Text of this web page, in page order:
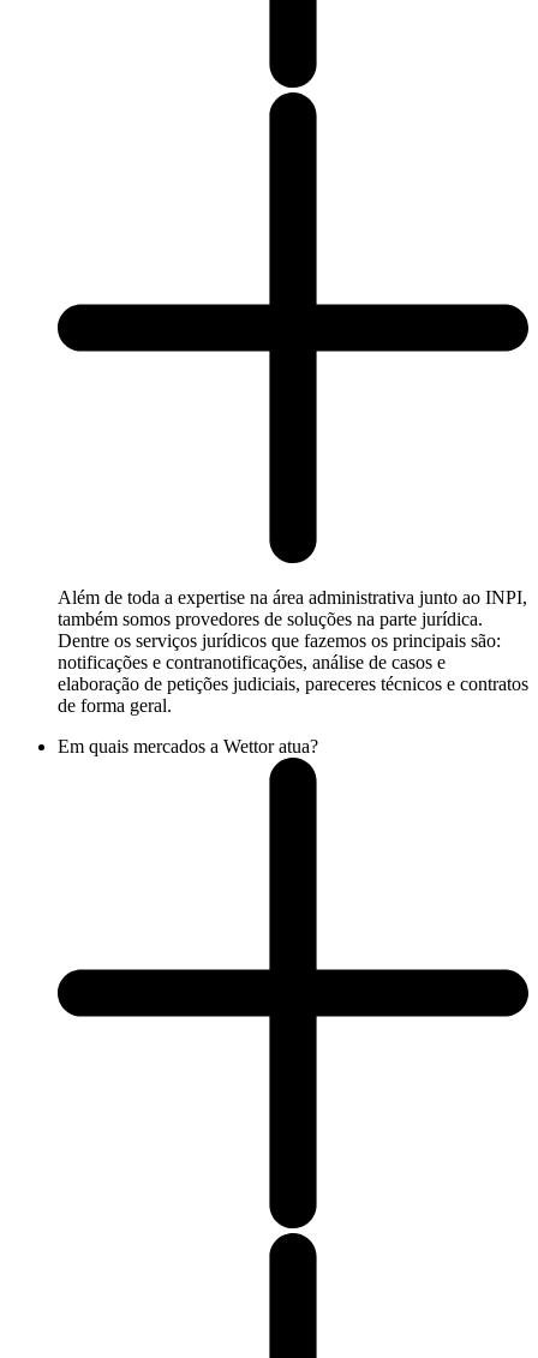
Além de toda a expertise na área administrativa junto ao INPI,
também somos provedores de soluções na parte jurídica.
Dentre os serviços jurídicos que fazemos os principais são:
notificações e contranotificações, análise de casos e
elaboração de petições judiciais, pareceres técnicos e contratos
de forma geral.
Em quais mercados a Wettor atua?